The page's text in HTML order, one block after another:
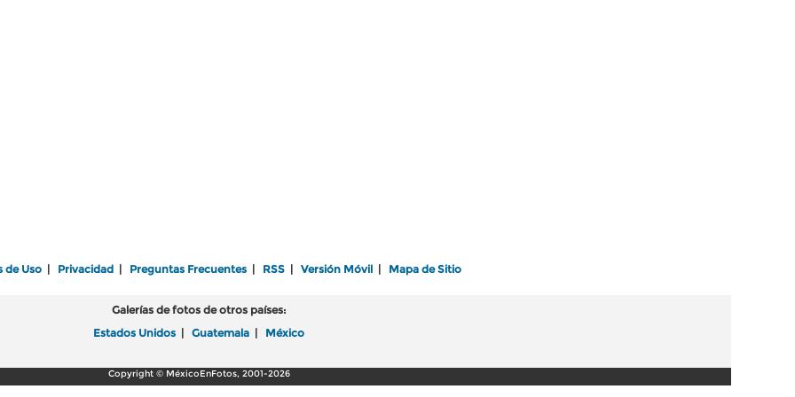
de Uso Privacidad Preguntas Frecuentes RSS Versión Móvil Mapa de Sitio
Galerías de fotos de otros países:
Estados Unidos
Guatemala México
Copyright © MéxicoEnFotos, 2001-2026